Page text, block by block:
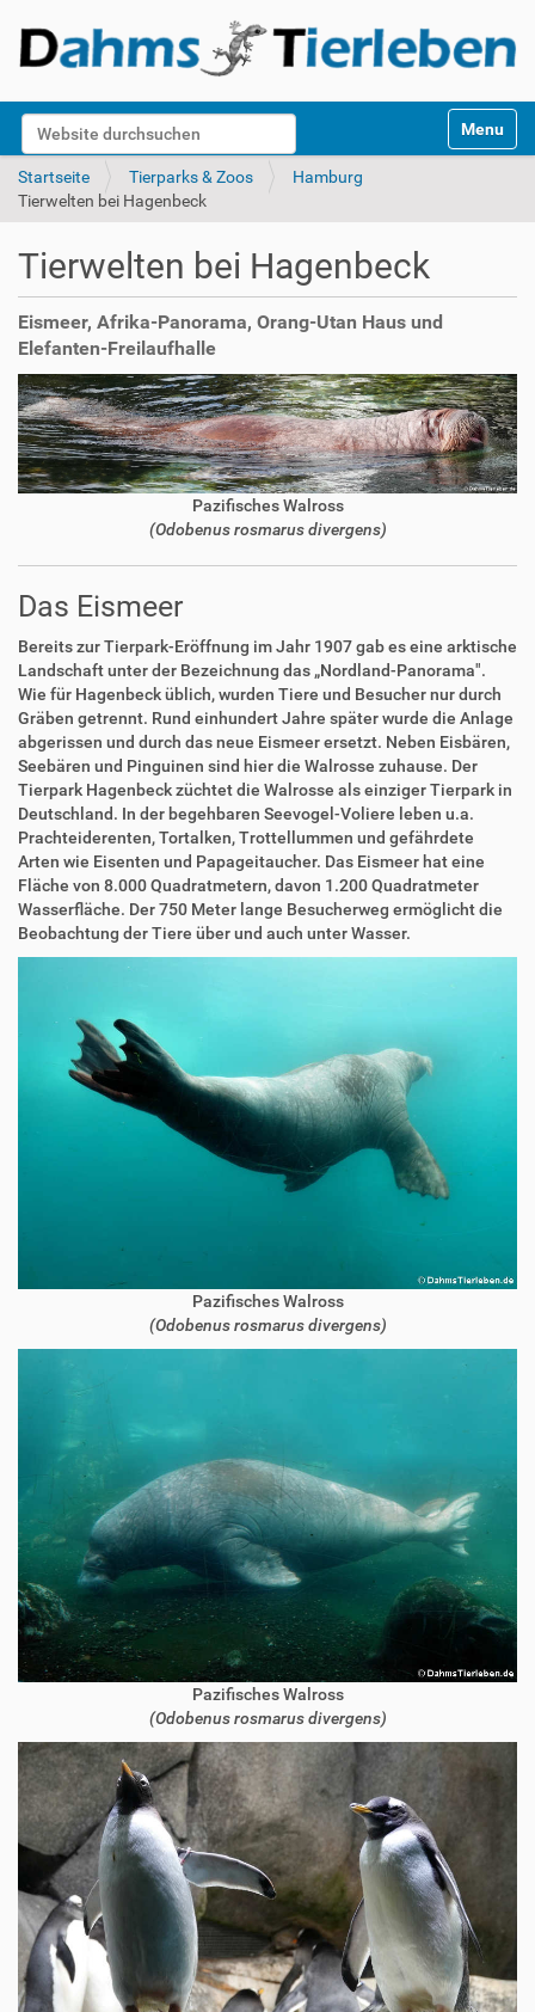
Website durchsuchen
k
Toggle
Startseite Tierparks & Zoos
Hamburg
Tierwelten bei Hagenbeck
Tierwelten bei Hagenbeck
Eismeer, Afrika-Panorama, Orang-Utan Haus und
Elefanten-Freilaufhalle
Pazifisches Walross
(Odobenus rosmarus divergens)
Das Eismeer
Bereits zur Tierpark-Eröffnung im Jahr 1907 gab es eine arktische
Landschaft unter der Bezeichnung das „Nordland-Panorama".
Wie für Hagenbeck üblich, wurden Tiere und Besucher nur durch
Gräben getrennt. Rund einhundert Jahre später wurde die Anlage
abgerissen und durch das neue Eismeer ersetzt. Neben Eisbären,
Seebären und Pinguinen sind hier die Walrosse zuhause. Der
Tierpark Hagenbeck züchtet die Walrosse als einziger Tierpark in
Deutschland. In der begehbaren Seevogel-Voliere leben u.a.
Prachteiderenten, Tortalken, Trottellummen und gefährdete
Arten wie Eisenten und Papageitaucher. Das Eismeer hat eine
Fläche von 8.000 Quadratmetern, davon 1.200 Quadratmeter
Wasserfläche. Der 750 Meter lange Besucherweg ermöglicht die
Beobachtung der Tiere über und auch unter Wasser.
Pazifisches Walross
(Odobenus rosmarus divergens)
Pazifisches Walross
(Odobenus rosmarus divergens)